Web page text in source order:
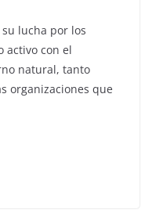
lucha por los
activo con el
natural, tanto
organizaciones que